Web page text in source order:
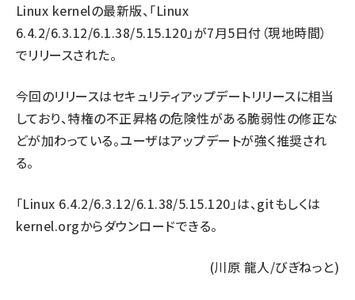
Linux kernelの最新版、「Linux
6.4.2/6.3.12/6.1.38/5.15.120」が7月5日付（現地時間）
でリリースされた。
今回のリリースはセキュリティアップデートリリースに相当
しており、特権の不正昇格の危険性がある脆弱性の修正な
どが加わっている。ユーザはアップデートが強く推奨され
る。
「Linux 6.4.2/6.3.12/6.1.38/5.15.120」は、gitもしくは
kernel.orgからダウンロードできる。
(川原 龍人/びぎねっと)